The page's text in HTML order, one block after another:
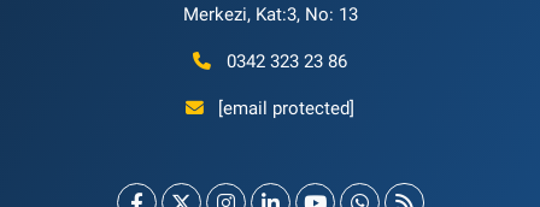
Merkezi, Kat:3, No: 13
0342 323 23 86
[email protected]